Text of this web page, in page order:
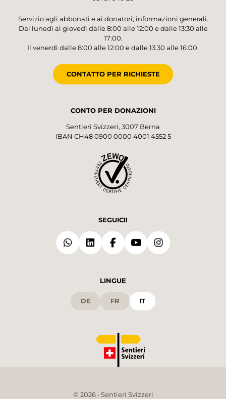
Servizio agli abbonati e ai donatori; informazioni generali.
Dal lunedì al giovedì dalle 8:00 alle 12:00 e dalle 13:30 alle
17:00.
Il venerdì dalle 8:00 alle 12:00 e dalle 13:30 alle 16:00.
CONTATTO PER RICHIESTE
CONTO PER DONAZIONI
Sentieri Svizzeri, 3007 Berna
IBAN CH48 0900 0000 4001 4552 5
SEGUICI!
LINGUE
DE FR IT
© 2026 • Sentieri Svizzeri